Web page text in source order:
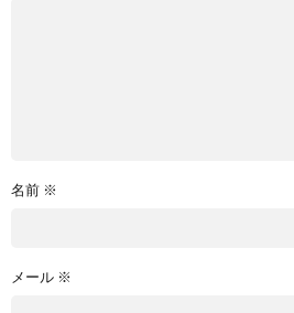
名前 ※
メール ※